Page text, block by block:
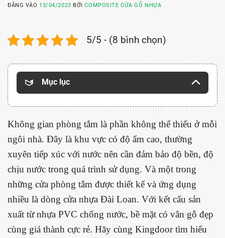
ĐĂNG VÀO 13/04/2023 BỞICOMPOSITE CỬA GỖ NHỰA
5/5 - (8 bình chọn)
Mục lục
Không gian phòng tắm là phần không thể thiếu ở mỗi
ngôi nhà. Đây là khu vực có độ ẩm cao, thường
xuyên tiếp xúc với nước nên cần đảm bảo độ bền, độ
chịu nước trong quá trình sử dụng. Và một trong
những cửa phòng tắm được thiết kế và ứng dụng
nhiều là dòng cửa nhựa Đài Loan. Với kết cấu sản
xuất từ nhựa PVC chống nước, bề mặt có vân gỗ đẹp
cùng giá thành cực rẻ. Hãy cùng Kingdoor tìm hiểu